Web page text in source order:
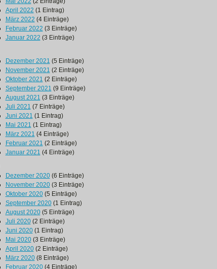
April 2022 (1 Eintrag)
März 2022 (4 Einträge)
Februar 2022 (3 Einträge)
Januar 2022 (3 Einträge)
Dezember 2021 (5 Einträge)
November 2021 (2 Einträge)
Oktober 2021 (2 Einträge)
September 2021 (9 Einträge)
August 2021 (3 Einträge)
Juli 2021 (7 Einträge)
Juni 2021 (1 Eintrag)
Mai 2021 (1 Eintrag)
März 2021 (4 Einträge)
Februar 2021 (2 Einträge)
Januar 2021 (4 Einträge)
Dezember 2020(6 Einträge)
November 2020(3 Einträge)
Oktober 2020(5 Einträge)
September 2020(1 Eintrag)
August 2020(5 Einträge)
Juli 2020(2 Einträge)
Juni 2020(1 Eintrag)
Mai 2020(3 Einträge)
April 2020(2 Einträge)
März 2020(8 Einträge)
Februar 2020(4 Einträge)